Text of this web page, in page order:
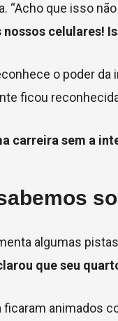
“Acho que isso
celulares!
o poder da
ficou
carreira sem a
algumas
queseu
ficaram animados